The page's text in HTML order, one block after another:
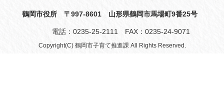
鶴岡市役所 〒997-8601 山形県鶴岡市馬場町9番25号
電話：0235-25-2111 FAX：0235-24-9071
Copyright(C) 鶴岡市子育て推進課 All Rights Reserved.